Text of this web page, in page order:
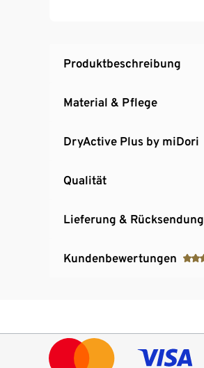
Produktbeschreibung
Material & Pflege
DryActive Plus by miDori
Qualität
Lieferung & Rücksendung
Kundenbewertungen